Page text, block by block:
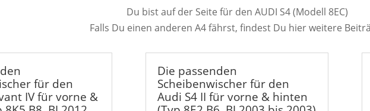
Du bist auf der Seite für den AUDI S4 (Modell 8EC)
Falls Du einen anderen A4 fährst, findest Du hier weitere
für den
IV für vorne &
Die passenden
Scheibenwischer für den
Audi S4 II für vorne & hinten